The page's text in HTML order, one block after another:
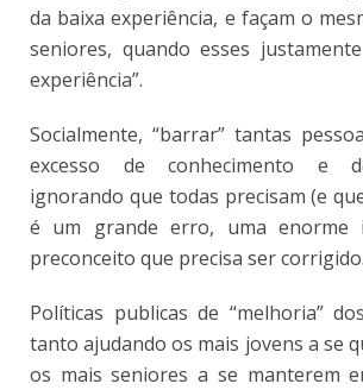
da baixa experiência, e façam o
seniores, quando esses
experiência”.
Socialmente, “barrar” tantas
excesso de conhecimento e
ignorando que todas precisam (e
é um grande erro, uma enorme
preconceito que precisa ser corrigido.
Políticas publicas de “melhoria”
tanto ajudando os mais jovens a se
os mais seniores a se manterem